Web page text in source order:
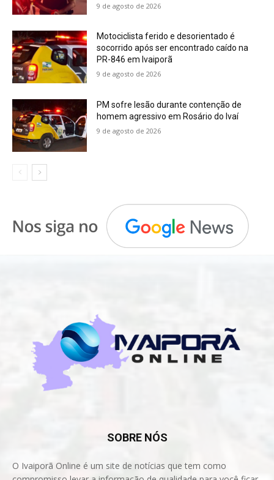
9 de agosto de 2026
Motociclista ferido e desorientado é
socorrido após ser encontrado caído na
PR-846 em Ivaiporã
9 de agosto de 2026
PM sofre lesão durante contenção de
homem agressivo em Rosário do Ivaí
9 de agosto de 2026
SOBRE NÓS
O Ivaiporã Online é um site de notícias que tem como